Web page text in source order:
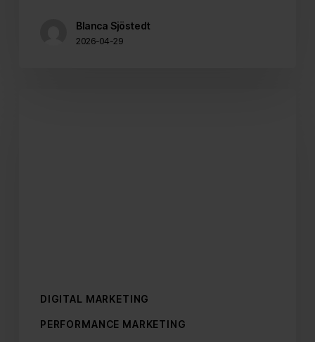
Blanca Sjöstedt
2026-04-29
DIGITAL MARKETING
PERFORMANCE MARKETING